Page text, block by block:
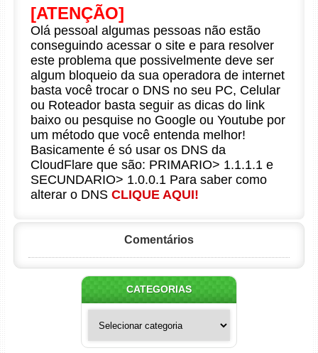
[ATENÇÃO]
Olá pessoal algumas pessoas não estão
conseguindo acessar o site e para resolver
este problema que possivelmente deve ser
algum bloqueio da sua operadora de internet
basta você trocar o DNS no seu PC, Celular
ou Roteador basta seguir as dicas do link
baixo ou pesquise no Google ou Youtube por
um método que você entenda melhor!
Basicamente é só usar os DNS da
CloudFlare que são: PRIMARIO> 1.1.1.1 e
SECUNDARIO> 1.0.0.1 Para saber como
alterar o DNS CLIQUE AQUI!
Comentários
CATEGORIAS